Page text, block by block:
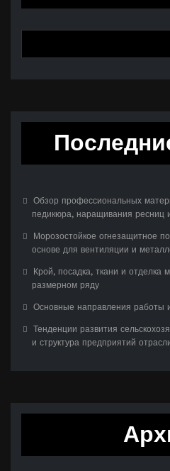
Обзор профессиональных
педикюра, наращивания ресниц
Морозостойкое огнезащитное
основе для вентиляции и
Крой, посадка, ткани и отделка
размерном ряду
Основные направления работы
Тенденции развития
и структура предприятий